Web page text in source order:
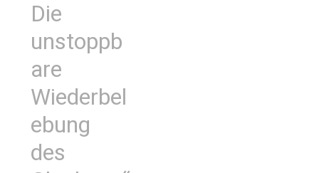
Die
unstoppb
are
Wiederbel
ebung
des